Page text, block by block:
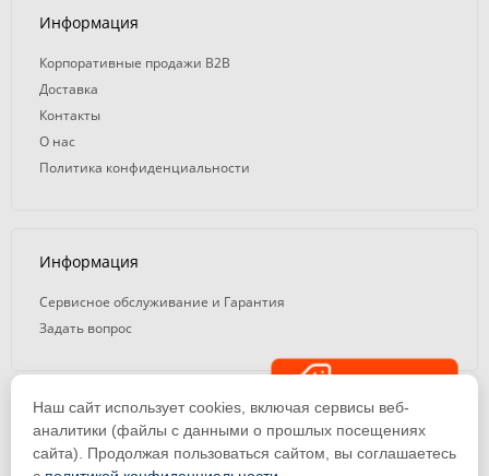
Информация
Корпоративные продажи B2B
Доставка
Контакты
О нас
Политика конфиденциальности
Информация
Сервисное обслуживание и Гарантия
Задать вопрос
© 2008 — 2026. ООО «ТК Вэлд Плюс»
Email: ideasvarki@wp116.ru
Наш сайт использует cookies, включая сервисы веб-
аналитики (файлы с данными о прошлых посещениях
сайта). Продолжая пользоваться сайтом, вы соглашаетесь